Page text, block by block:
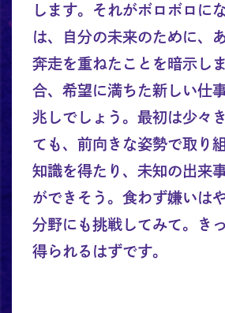
します。それがボロボロに
は、自分の未来のために、
奔走を重ねたことを暗示し
合、希望に満ちた新しい仕
兆しでしょう。最初は少々
ても、前向きな姿勢で取り
知識を得たり、未知の出来
ができそう。食わず嫌いは
分野にも挑戦してみて。き
得られるはずです。